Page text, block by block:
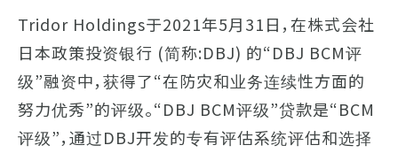
Tridor Holdings于2021年5月31日，在株式会社
日本政策投资银行 (简称:DBJ) 的“DBJ BCM评
级”融资中，获得了“在防灾和业务连续性方面的
努力优秀”的评级。“DBJ BCM评级”贷款是“BCM
评级”，通过DBJ开发的专有评估系统评估和选择